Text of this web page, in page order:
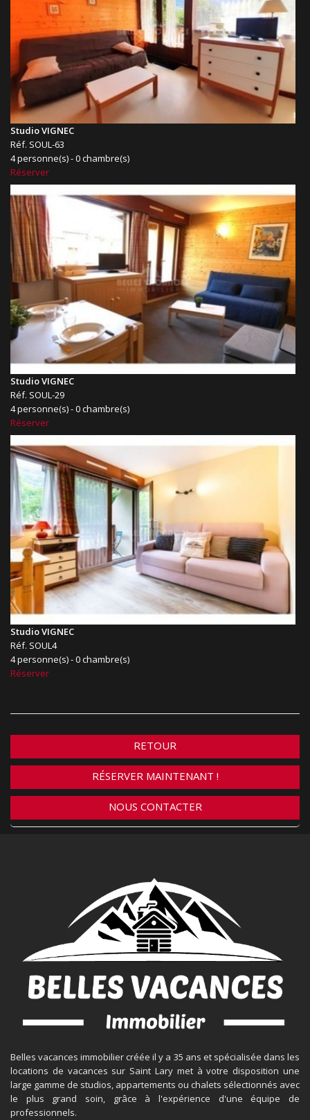
Studio VIGNEC
Réf. SOUL-63
4 personne(s) - 0 chambre(s)
Réserver
Studio VIGNEC
Réf. SOUL-29
4 personne(s) - 0 chambre(s)
Réserver
Studio VIGNEC
Réf. SOUL4
4 personne(s) - 0 chambre(s)
Réserver
RETOUR
RÉSERVER MAINTENANT !
NOUS CONTACTER
Belles vacances immobilier créée il y a 35 ans et spécialisée dans les
locations de vacances sur Saint Lary met à votre disposition une
large gamme de studios, appartements ou chalets sélectionnés avec
le plus grand soin, grâce à l'expérience d'une équipe de
professionnels.